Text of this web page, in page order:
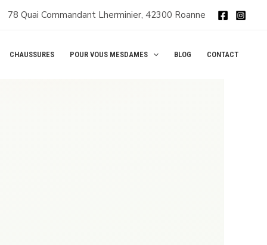
78 Quai Commandant Lherminier, 42300 Roanne
CHAUSSURES POUR VOUS MESDAMES BLOG CONTACT